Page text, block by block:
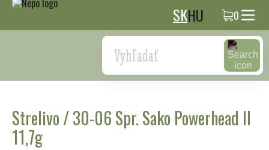
SKHU 0
Search
Strelivo/30-06 Spr. Sako Powerhead II
11,7g